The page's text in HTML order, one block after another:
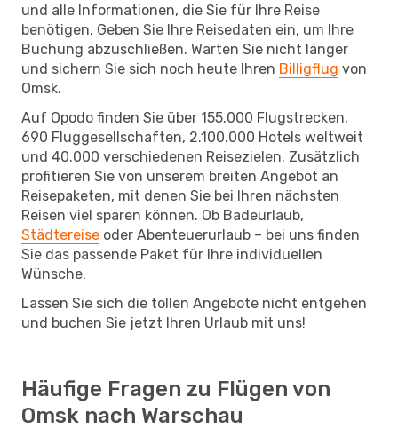
und alle Informationen, die Sie für Ihre Reise
benötigen. Geben Sie Ihre Reisedaten ein, um Ihre
Buchung abzuschließen. Warten Sie nicht länger
und sichern Sie sich noch heute Ihren Billigflug von
Omsk.
Auf Opodo finden Sie über 155.000 Flugstrecken,
690 Fluggesellschaften, 2.100.000 Hotels weltweit
und 40.000 verschiedenen Reisezielen. Zusätzlich
profitieren Sie von unserem breiten Angebot an
Reisepaketen, mit denen Sie bei Ihren nächsten
Reisen viel sparen können. Ob Badeurlaub,
Städtereise oder Abenteuerurlaub – bei uns finden
Sie das passende Paket für Ihre individuellen
Wünsche.
Lassen Sie sich die tollen Angebote nicht entgehen
und buchen Sie jetzt Ihren Urlaub mit uns!
Häufige Fragen zu Flügen von
Omsk nach Warschau